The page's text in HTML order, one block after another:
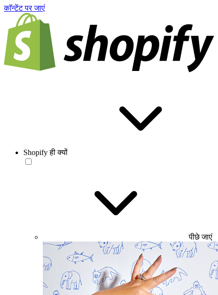
काॅन्टेंट पर जाएं
Shopify ही क्यों
पीछे जाएं